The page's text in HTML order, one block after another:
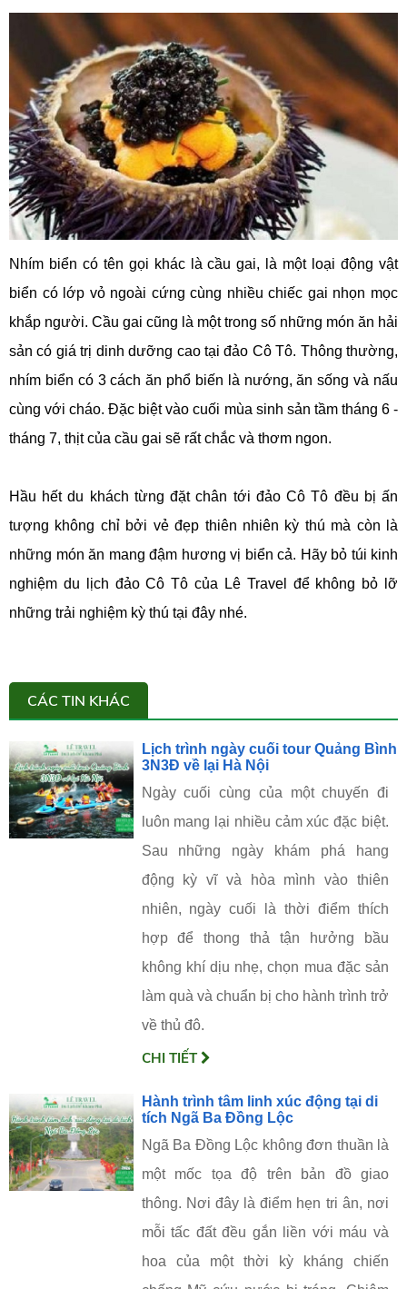
Nhím biển có tên gọi khác là cầu gai, là một loại động vật
biển có lớp vỏ ngoài cứng cùng nhiều chiếc gai nhọn mọc
khắp người. Cầu gai cũng là một trong số những món ăn hải
sản có giá trị dinh dưỡng cao tại đảo Cô Tô. Thông thường,
nhím biển có 3 cách ăn phổ biến là nướng, ăn sống và nấu
cùng với cháo. Đặc biệt vào cuối mùa sinh sản tầm tháng 6 -
tháng 7, thịt của cầu gai sẽ rất chắc và thơm ngon.
Hầu hết du khách từng đặt chân tới đảo Cô Tô đều bị ấn
tượng không chỉ bởi vẻ đẹp thiên nhiên kỳ thú mà còn là
những món ăn mang đậm hương vị biển cả. Hãy bỏ túi kinh
nghiệm du lịch đảo Cô Tô của Lê Travel để không bỏ lỡ
những trải nghiệm kỳ thú tại đây nhé.
CÁC TIN KHÁC
Lịch trình ngày cuối tour Quảng Bình
3N3Đ về lại Hà Nội
Ngày cuối cùng của một chuyến đi
luôn mang lại nhiều cảm xúc đặc biệt.
Sau những ngày khám phá hang
động kỳ vĩ và hòa mình vào thiên
nhiên, ngày cuối là thời điểm thích
hợp để thong thả tận hưởng bầu
không khí dịu nhẹ, chọn mua đặc sản
làm quà và chuẩn bị cho hành trình trở
về thủ đô.
CHI TIẾT
Hành trình tâm linh xúc động tại di
tích Ngã Ba Đồng Lộc
Ngã Ba Đồng Lộc không đơn thuần là
một mốc tọa độ trên bản đồ giao
thông. Nơi đây là điểm hẹn tri ân, nơi
mỗi tấc đất đều gắn liền với máu và
hoa của một thời kỳ kháng chiến